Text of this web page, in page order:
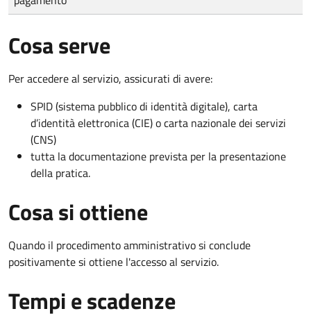
Cosa serve
Per accedere al servizio, assicurati di avere:
SPID (sistema pubblico di identità digitale), carta
d’identità elettronica (CIE) o carta nazionale dei servizi
(CNS)
tutta la documentazione prevista per la presentazione
della pratica.
Cosa si ottiene
Quando il procedimento amministrativo si conclude
positivamente si ottiene l'accesso al servizio.
Tempi e scadenze